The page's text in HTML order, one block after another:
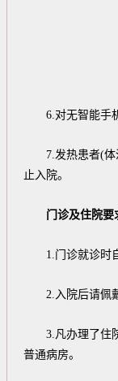
6.对无智能手机
7.发热患者(体温
止入院。
门诊及住院要
1.门诊就诊时自
2.入院后请佩戴
3.凡办理了住院
普通病房。